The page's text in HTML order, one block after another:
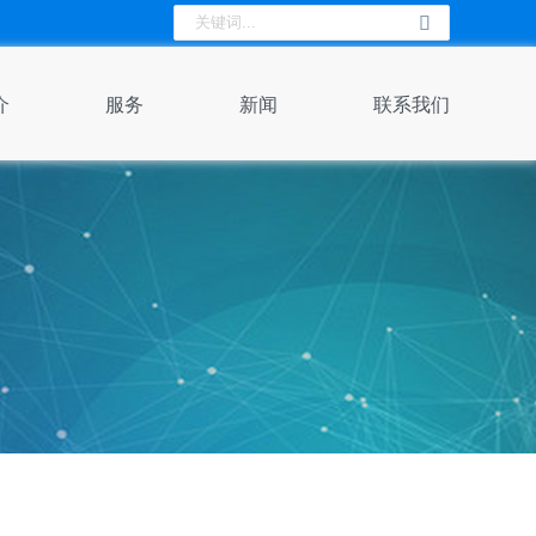
服务 新闻 联系我们